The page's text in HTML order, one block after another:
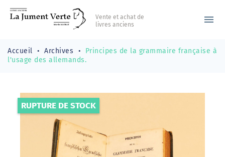
Vente et achat de
livres anciens
menu
Accueil Archives
Principes de la grammaire française à
l'usage des allemands.
RUPTURE DE STOCK